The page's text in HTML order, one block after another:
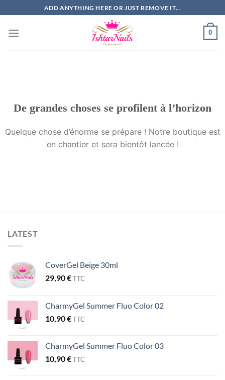
au
contenu
ADD ANYTHING HERE OR JUST REMOVE IT...
0
De grandes choses se profilent à l’horizon
Quelque chose d’énorme se prépare ! Notre boutique est
en chantier et sera bientôt lancée !
LATEST
CoverGel Beige 30ml
29,90€TTC
CharmyGel Summer Fluo Color 02
10,90€TTC
CharmyGel Summer Fluo Color 03
10,90€TTC